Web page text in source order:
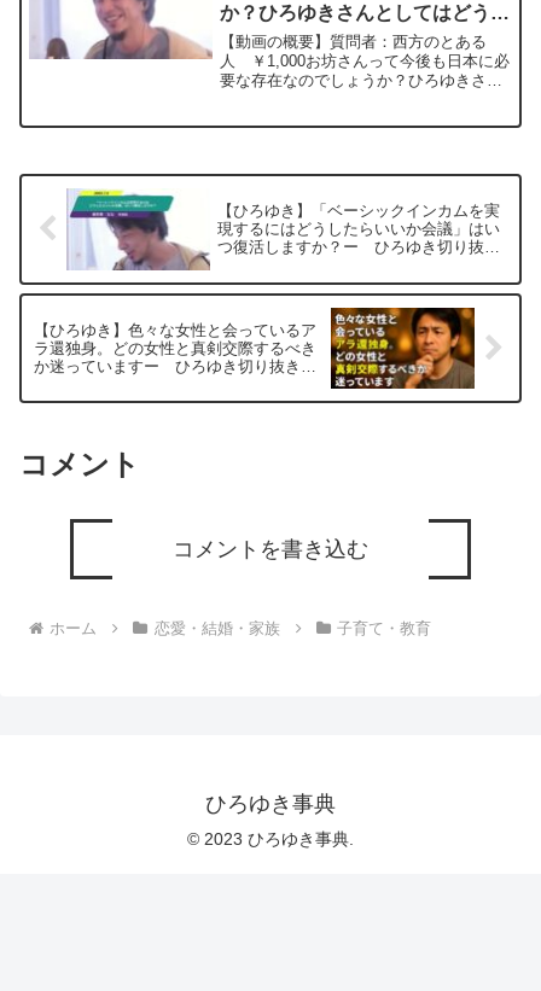
か？ひろゆきさんとしてはどう思
われますか？ー ひろゆき切り抜
き 20240404
【動画の概要】質問者：西方のとある
人 ￥1,000お坊さんって今後も日本に必
要な存在なのでしょうか？ひろゆきさん
【ひろゆき】「ベーシックインカムを実
現するにはどうしたらいいか会議」はい
つ復活しますか？ー ひろゆき切り抜
【ひろゆき】色々な女性と会っているア
ラ還独身。どの女性と真剣交際するべき
か迷っていますー ひろゆき切り抜き
コメント
コメントを書き込む
ホーム 恋愛・結婚・家族 子育て・教育
ひろゆき事典
© 2023 ひろゆき事典.